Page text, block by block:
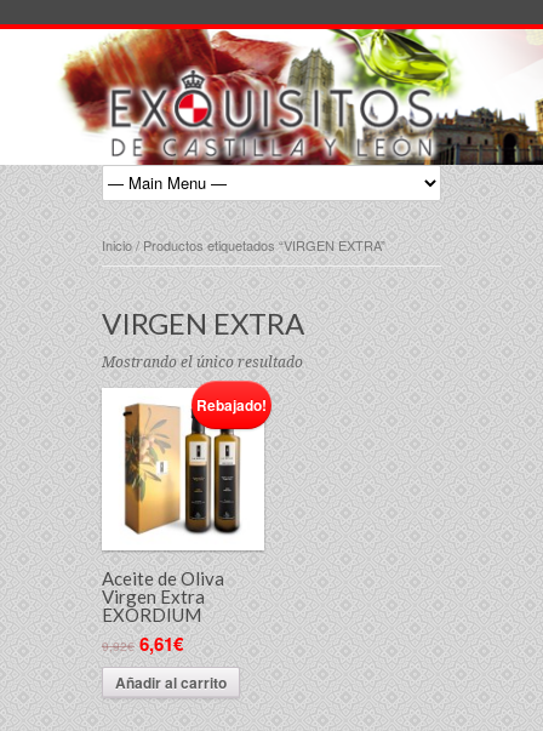
Inicio/ Productos etiquetados “VIRGEN EXTRA”
VIRGEN EXTRA
Mostrando el único resultado
Rebajado!
Aceite de Oliva
Virgen Extra
EXORDIUM
9,92€ 6,61€
Añadir al carrito